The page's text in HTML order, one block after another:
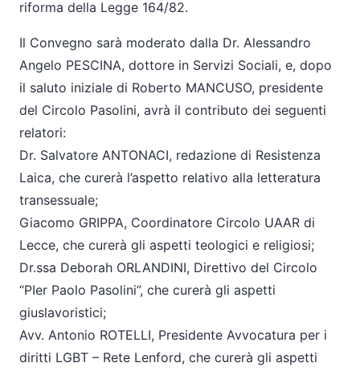
riforma della Legge 164/82.
Il Convegno sarà moderato dalla Dr. Alessandro
Angelo PESCINA, dottore in Servizi Sociali, e, dopo
il saluto iniziale di Roberto MANCUSO, presidente
del Circolo Pasolini, avrà il contributo dei seguenti
relatori:
Dr. Salvatore ANTONACI, redazione di Resistenza
Laica, che curerà l’aspetto relativo alla letteratura
transessuale;
Giacomo GRIPPA, Coordinatore Circolo UAAR di
Lecce, che curerà gli aspetti teologici e religiosi;
Dr.ssa Deborah ORLANDINI, Direttivo del Circolo
“PIer Paolo Pasolini”, che curerà gli aspetti
giuslavoristici;
Avv. Antonio ROTELLI, Presidente Avvocatura per i
diritti LGBT – Rete Lenford, che curerà gli aspetti